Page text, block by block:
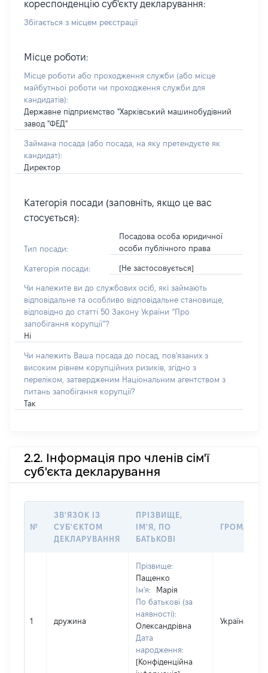
кореспонденцію суб'єкту декларування:
Збігається з місцем реєстрації
Місце роботи:
Місце роботи або проходження служби (або місце
майбутньої роботи чи проходження служби для
кандидатів):
Державне підприємство "Харківський машинобудівний
завод "ФЕД"
Займана посада (або посада, на яку претендуєте як
кандидат):
Директор
Категорія посади (заповніть, якщо це вас
стосується):
Тип посади:
Посадова особа юридичної
особи публічного права
Категорія посади: [Не застосовується]
Чи належите ви до службових осіб, які займають
відповідальне та особливо відповідальне становище,
відповідно до статті 50 Закону України “Про
запобігання корупції”?
Ні
Чи належить Ваша посада до посад, пов'язаних з
високим рівнем корупційних ризиків, згідно з
переліком, затвердженим Національним агентством з
питань запобігання корупції?
Так
2.2. Інформація про членів сім'ї
суб'єкта декларування
№
ЗВ'ЯЗОК ІЗ
СУБ'ЄКТОМ
ДЕКЛАРУВАННЯ
ПРІЗВИЩЕ,
ІМ'Я, ПО
БАТЬКОВІ
1 дружина
Прізвище:
Пащенко
Ім'я:
Марія
По батькові (за
наявності):
Олександрівна
Дата
народження:
[Конфіденційна
Україна